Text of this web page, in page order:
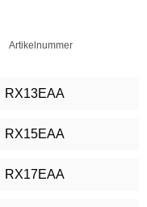
Artikelnummer
RX13EAA
RX15EAA
RX17EAA